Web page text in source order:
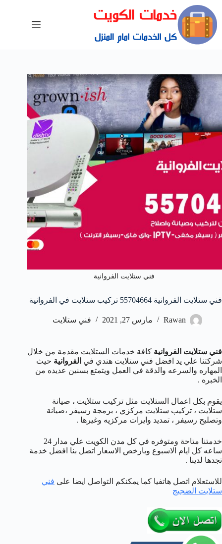
فني ستلايت الفروانية
فني ستلايت الفروانية 55704664 تركيب ستلايت في الفروانية
Rawan مارس 27, 2021 فني ستلايت
فني ستلايت الفروانية كافة خدمات الستلايت مقدمة من خلال
شركتنا علي يد افضل فني ستلايت هندي في الفروانية حيث
المهاره والسرعه والدقة في العمل ويتمتع بسنين عديده من
الخبره .
يقوم بكل اعمال الستلايت مثل تركيب ستلايت ، صيانة
ستلايت ، تركيب ستلايت مركزي ، برمجة رسيفر ،صيانة
وتصليح رسيفر ، تمديد وايرات مركزيه وغيرها .
خدمتنا متاحة ومتوفره في كل مدن الكويت علي مدار 24
ساعه كل ايام الاسبوع وبارخص الاسعار اتصل بنا افضل خدمة
تجدها لدينا .
للاستعلام اتصل هاتفيا كما يمكنكم التواصل ايضا على فني
ستلايت الضجيج